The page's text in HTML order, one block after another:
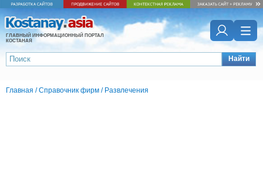
ГЛАВНЫЙ ИНФОРМАЦИОННЫЙ ПОРТАЛ
КОСТАНАЯ
Найти
Главная /Справочник фирм / Развлечения